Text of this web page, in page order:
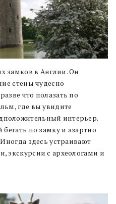
замков в Англии. Он
стены чудесно
что полазать по
где вы увидите
интерьер.
по замку и азартно
здесь устраивают
экскурсии с археологами и